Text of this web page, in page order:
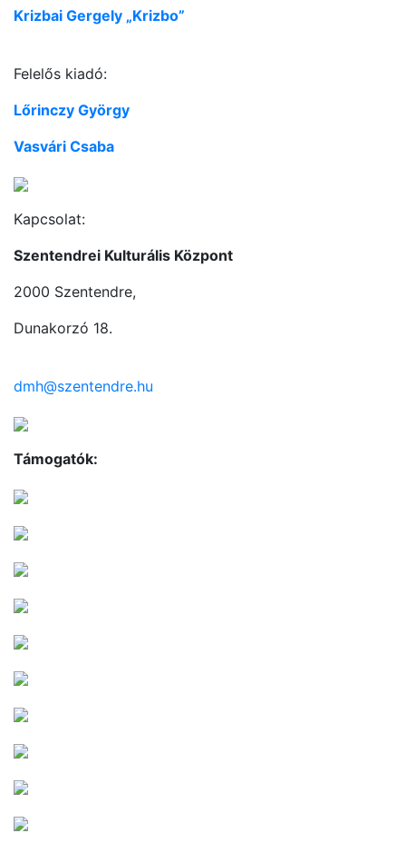
Krizbai Gergely „Krizbo”
Felelős kiadó:
Lőrinczy György
Vasvári Csaba
Kapcsolat:
Szentendrei Kulturális Központ
2000 Szentendre,
Dunakorzó 18.
dmh@szentendre.hu
Támogatók: